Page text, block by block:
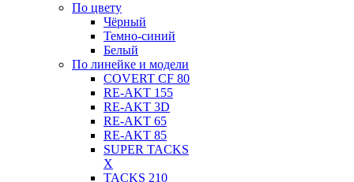
По цвету
Чёрный
Темно-синий
Белый
По линейке и модели
COVERT CF 80
RE-AKT 155
RE-AKT 3D
RE-AKT 65
RE-AKT 85
SUPER TACKS
X
TACKS 210